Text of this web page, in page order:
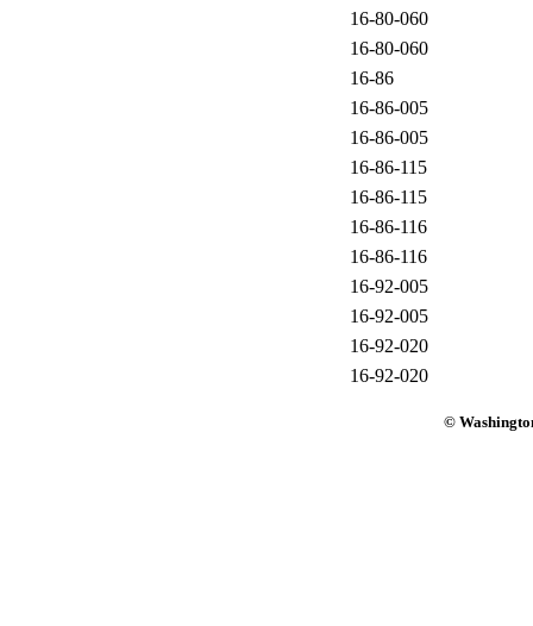
16-80-060
16-80-060
16-86
16-86-005
16-86-005
16-86-115
16-86-115
16-86-116
16-86-116
16-92-005
16-92-005
16-92-020
16-92-020
©